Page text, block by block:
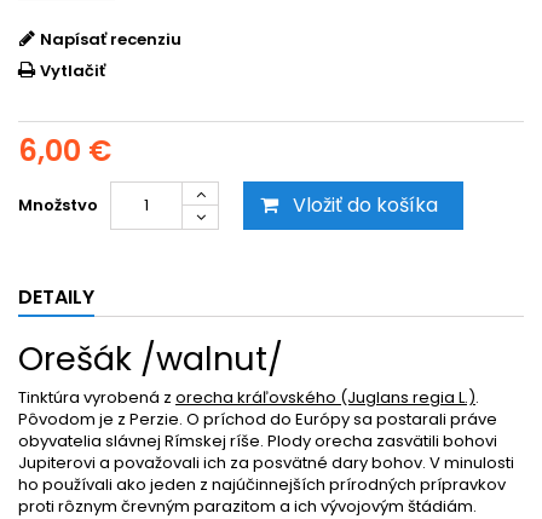
Napísať recenziu
Vytlačiť
6,00 €
Množstvo Vložiť do košíka
DETAILY
Orešák /walnut/
Tinktúra vyrobená z orecha kráľovského (Juglans regia L.).
Pôvodom je z Perzie. O príchod do Európy sa postarali práve
obyvatelia slávnej Rímskej ríše. Plody orecha zasvätili bohovi
Jupiterovi a považovali ich za posvätné dary bohov. V minulosti
ho používali ako jeden z najúčinnejších prírodných prípravkov
proti rôznym črevným parazitom a ich vývojovým štádiám.